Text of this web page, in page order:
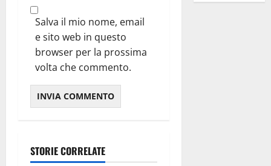
Salva il mio nome, email
e sito web in questo
browser per la prossima
volta che commento.
STORIE CORRELATE